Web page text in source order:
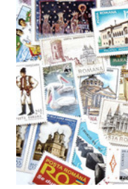
svar
Ordlista
Paketering
Frakthandlingar
Leveransvillkor